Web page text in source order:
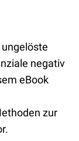
negativ
eBook
zur